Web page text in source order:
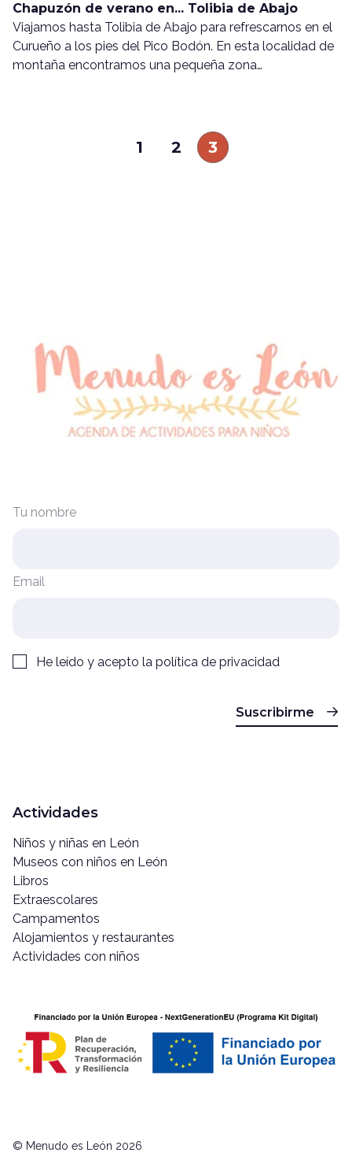
Chapuzón de verano en... Tolibia de Abajo
Viajamos hasta Tolibia de Abajo para refrescarnos en el
Curueño a los pies del Pico Bodón. En esta localidad de
montaña encontramos una pequeña zona…
1 2 3
Tu nombre
Email
He leído y acepto la política de privacidad
Suscribirme
Actividades
Niños y niñas en León
Museos con niños en León
Libros
Extraescolares
Campamentos
Alojamientos y restaurantes
Actividades con niños
© Menudo es León 2026